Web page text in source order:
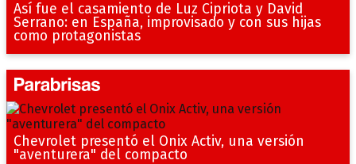
Así fue el casamiento de Luz Cipriota y David
Serrano: en España, improvisado y con sus hijas
como protagonistas
Chevrolet presentó el Onix Activ, una versión
"aventurera" del compacto